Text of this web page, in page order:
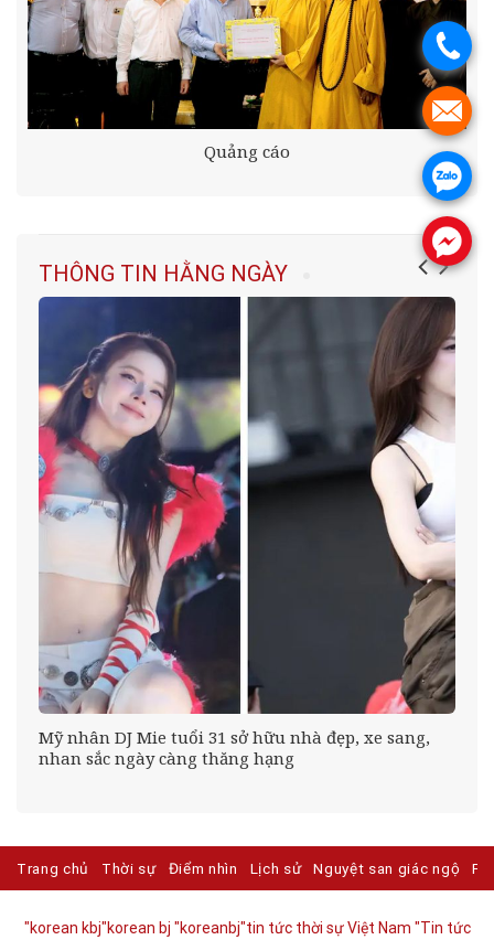
Quảng cáo
THÔNG TIN HẰNG NGÀY
Mỹ nhân DJ Mie tuổi 31 sở hữu nhà đẹp, xe sang,
nhan sắc ngày càng thăng hạng
Trang chủ Thời sự Điểm nhìn Lịch sử Nguyệt san giác ngộ
"korean kbj​"korean bj "koreanbj​"tin tức thời sự Việt Nam "Tin tức
.
.
.
.